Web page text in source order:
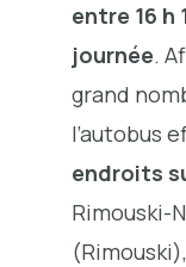
entre 16 h
journée.
grand
l’autobus
endroits
Rimouski-